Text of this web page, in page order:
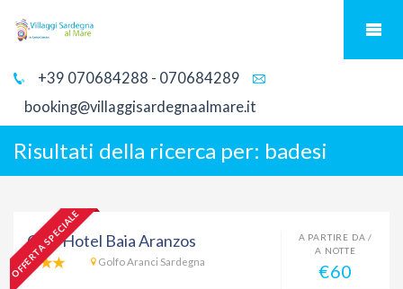
+39 070684288 - 070684289
booking@villaggisardegnaalmare.it
Risultati della ricerca per: badesi
OFFERTA SPECIALE
Club Hotel Baia Aranzos
Golfo Aranci Sardegna
A PARTIRE DA /
A NOTTE
€60